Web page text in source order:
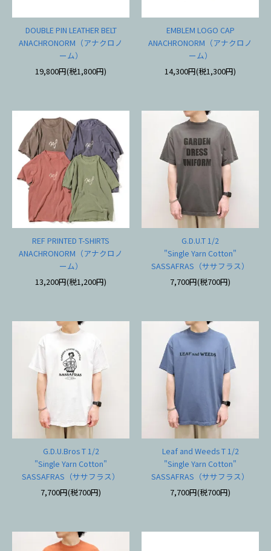
DOUBLE PIN LEATHER BELT
ANACHRONORM（アナクロノ
ーム）
19,800円(税1,800円)
EMBLEM LOGO CAP
ANACHRONORM（アナクロノ
ーム）
14,300円(税1,300円)
REF PRINTED T-SHIRTS
ANACHRONORM（アナクロノ
ーム）
13,200円(税1,200円)
G.D.U.T 1/2
"Single Yarn Cotton"
SASSAFRAS（ササフラス）
7,700円(税700円)
G.D.U.Bros T 1/2
"Single Yarn Cotton"
SASSAFRAS（ササフラス）
7,700円(税700円)
Leaf and Weeds T 1/2
"Single Yarn Cotton"
SASSAFRAS（ササフラス）
7,700円(税700円)